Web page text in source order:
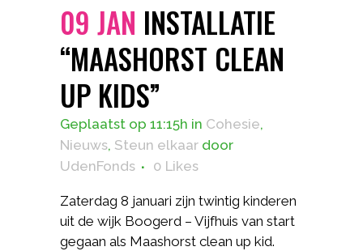
09 JAN INSTALLATIE
“MAASHORST CLEAN
UP KIDS”
Geplaatst op 11:15h in Cohesie,
Nieuws, Steun elkaar door
UdenFonds
0 Likes
Zaterdag 8 januari zijn twintig kinderen
uit de wijk Boogerd – Vijfhuis van start
gegaan als Maashorst clean up kid.